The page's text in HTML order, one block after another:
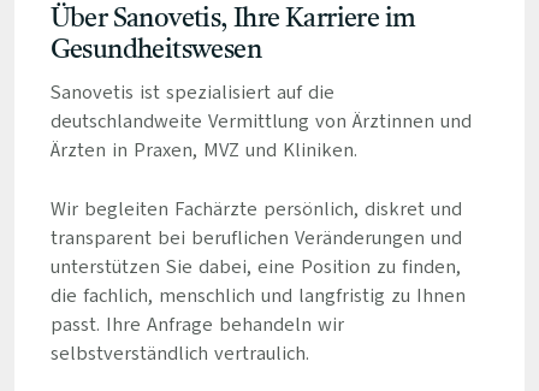
Über Sanovetis, Ihre Karriere im
Gesundheitswesen
Sanovetis ist spezialisiert auf die
deutschlandweite Vermittlung von Ärztinnen und
Ärzten in Praxen, MVZ und Kliniken.
Wir begleiten Fachärzte persönlich, diskret und
transparent bei beruflichen Veränderungen und
unterstützen Sie dabei, eine Position zu finden,
die fachlich, menschlich und langfristig zu Ihnen
passt. Ihre Anfrage behandeln wir
selbstverständlich vertraulich.